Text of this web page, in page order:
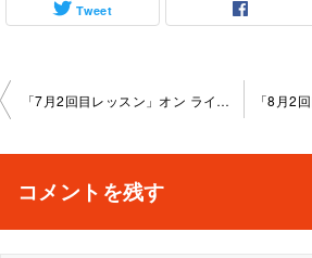
Tweet
投
ビ
「7月2回目レッスン」オン ライン教室 2025-07-31-no0095-1161
コメントを残す